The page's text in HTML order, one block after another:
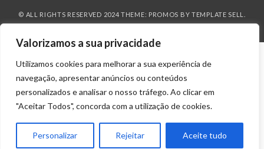
Valorizamos a sua privacidade
Utilizamos cookies para melhorar a sua experiência de
navegação, apresentar anúncios ou conteúdos
personalizados e analisar o nosso tráfego. Ao clicar em
"Aceitar Todos", concorda com a utilização de cookies.
Personalizar Rejeitar Aceite tudo
© ALL RIGHTS RESERVED 2024 THEME: PROMOS BY TEMPLATE SELL